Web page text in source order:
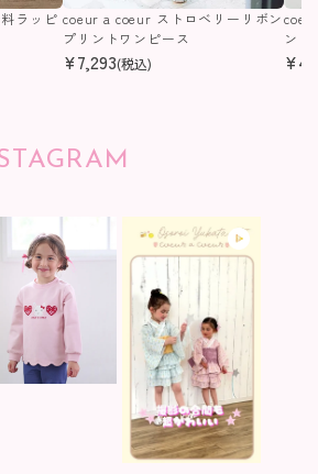
ラッピ coeur a coeur ストロベリーリボン
プリントワンピース
¥7,293(税込)
ンピ
¥